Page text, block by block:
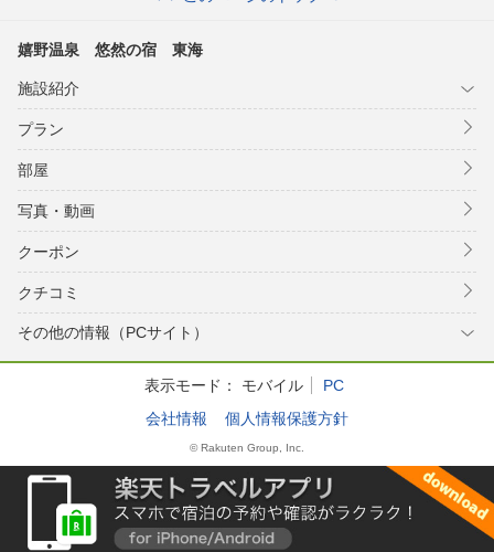
嬉野温泉 悠然の宿 東海
施設紹介
プラン
部屋
写真・動画
クーポン
クチコミ
その他の情報（PCサイト）
表示モード： モバイル
PC
会社情報
個人情報保護方針
© Rakuten Group, Inc.